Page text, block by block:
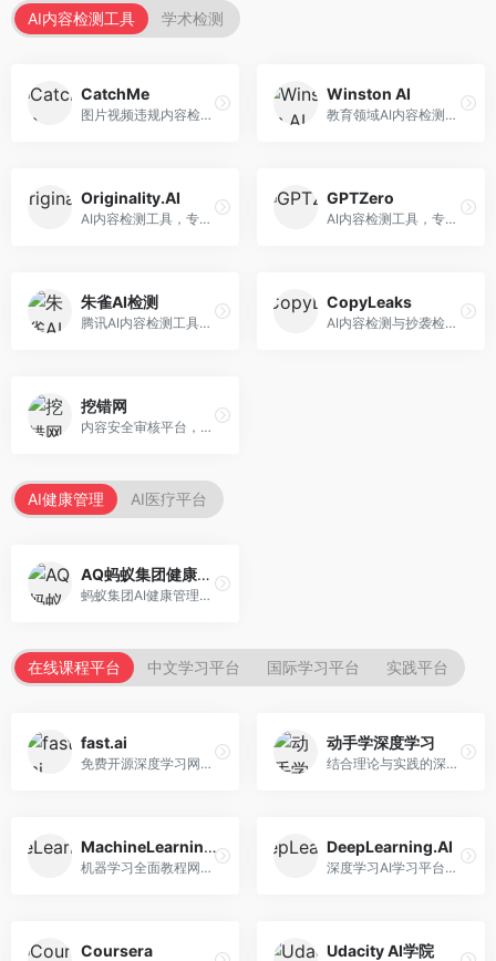
AI内容检测工具 学术检测
CatchMe
图片视频违规内容检测平台，专注于视觉内容安全。面向内容平台，提供图片审核、视频审核、直播监控等服务，视觉检测专业。
Winston AI
教育领域AI内容检测平台，专注于学术诚信。面向教育机构，提供AI内容检测、抄袭检测、报告生成等服务，教育适配性强。
Originality.AI
AI内容检测工具，专注于内容原创性验证。面向内容创作者和出版商，提供AI检测、抄袭检测、批量分析等服务，检测精度高。
GPTZero
AI内容检测工具，专注于AI生成文本识别。面向教育工作者和出版商，提供文本检测、批量分析、API接口等服务，检测准确率高。
朱雀AI检测
腾讯AI内容检测工具，专注于中文内容识别。面向中文用户，提供AI内容检测、文本分析、报告生成等服务，中文检测专业。
CopyLeaks
AI内容检测与抄袭检测平台，专注于内容原创性验证。面向教育机构和出版商，提供AI检测、抄袭检测、多语言支持等服务，检测全面。
挖错网
内容安全审核平台，专注于违规内容检测。面向企业和平台，提供内容审核、敏感词检测、风险预警等服务，安全审核专业。
AI健康管理 AI医疗平台
AQ蚂蚁集团健康管家
蚂蚁集团AI健康管理服务，专注于个人健康监测。面向个人用户，提供健康评估、慢病管理、健康建议等服务，健康管理便捷。
在线课程平台 中文学习平台 国际学习平台 实践平台
fast.ai
免费开源深度学习网站，专注于实用AI教学。面向开发者，提供免费深度学习课程、实战项目、代码库等资源，学习门槛低。
动手学深度学习
结合理论与实践的深度学习教材，专注于代码驱动学习。面向学生和开发者，提供深度学习理论、代码实现、练习题等资源，学习体验好。
MachineLearningMastery
机器学习全面教程网站，专注于实用技能教学。面向开发者，提供机器学习算法、Python实现、项目实战等教程，实用性强。
DeepLearning.AI
深度学习AI学习平台，由吴恩达创立。面向AI学习者，提供深度学习专项课程、AI新闻、技术社区等资源，课程质量权威。
Coursera Udacity AI学院